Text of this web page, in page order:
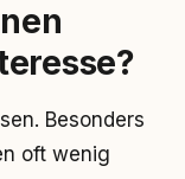
Besonders
oft wenig